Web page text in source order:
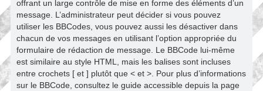
offrant un large contrôle de mise en forme des éléments d’un
message. L’administrateur peut décider si vous pouvez
utiliser les BBCodes, vous pouvez aussi les désactiver dans
chacun de vos messages en utilisant l’option appropriée du
formulaire de rédaction de message. Le BBCode lui-même
est similaire au style HTML, mais les balises sont incluses
entre crochets [ et ] plutôt que < et >. Pour plus d’informations
sur le BBCode, consultez le guide accessible depuis la page